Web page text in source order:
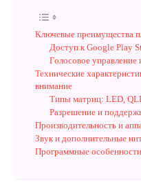
Ключевые преимущества
Доступ к Google Play
Голосовое управление
Технические
внимание
Типы матриц: LED,
Разрешение и
Производительность и
Звук и дополнительные
Программные